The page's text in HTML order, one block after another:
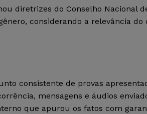
diretrizes do Conselho Nacional
considerando a relevância
consistente de provas
mensagens e áudios
que apurou os fatos com